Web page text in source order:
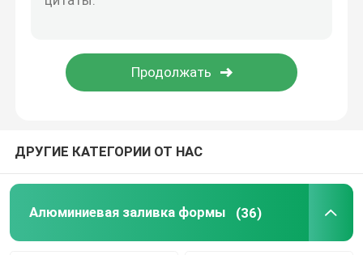
Части офисной мебели запасные
Быстрые обслуживания прототипирования
ДРУГИЕ КАТЕГОРИИ ОТ НАС
Алюминиевая заливка формы (36)